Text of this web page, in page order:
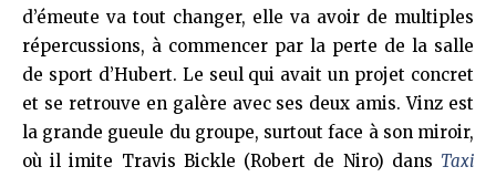
d’émeute va tout changer, elle va avoir de multiples
répercussions, à commencer par la perte de la salle
de sport d’Hubert. Le seul qui avait un projet concret
et se retrouve en galère avec ses deux amis. Vinz est
la grande gueule du groupe, surtout face à son miroir,
où il imite Travis Bickle (Robert de Niro) dans Taxi